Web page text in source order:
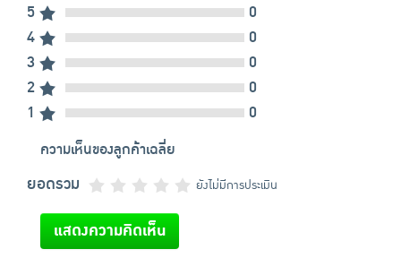
5
0
4
0
3
0
2
0
1
0
ความเห็นของลูกค้าเฉลี่ย
ยอดรวม ยังไม่มีการประเมิน
แสดงความคิดเห็น